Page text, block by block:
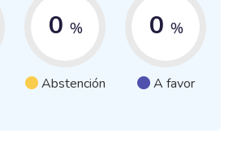
0 %
Abstención
0 %
A favor